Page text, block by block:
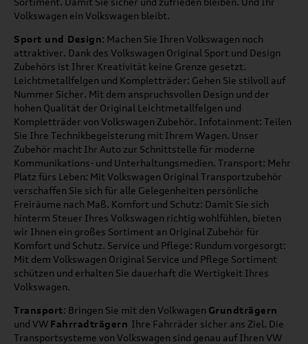
Volkswagen ein Volkswagen bleibt.
Sport und Design: Machen Sie Ihren Volkswagen noch
attraktiver. Dank des Volkswagen Original Sport und Design
Zubehörs ist Ihrer Kreativität keine Grenze gesetzt.
Leichtmetallfelgen und Kompletträder: Gehen Sie stilvoll auf
Nummer Sicher. Mit dem anspruchsvollen Design und der
hohen Qualität der Original Leichtmetallfelgen und
Kompletträder von Volkswagen Zubehör. Infotainment: Teilen
Sie Ihre Technikbegeisterung mit Ihrem Wagen. Unser
Zubehör macht Ihr Auto zur Schnittstelle für moderne
Kommunikations- und Unterhaltungsmedien. Transport: Mehr
Platz fürs Leben: Mit Volkswagen Original Transportzubehör
verschaffen Sie sich für alle Gelegenheiten persönliche
Freiräume nach Maß. Komfort und Schutz: Damit Sie sich
hinterm Steuer Ihres Volkswagen richtig wohlfühlen, bieten
wir Ihnen ein großes Sortiment an Original Zubehör für
Komfort und Schutz. Service und Pflege: Rundum vorgesorgt:
Mit dem Volkswagen Original Service und Pflege Sortiment
schützen und erhalten Sie dauerhaft die Wertigkeit Ihres
Volkswagen.
Transport: Bringen Sie mit den Volkwagen Grundträgern
und VW Fahrradträgern Ihre Fahrräder sicher ans Ziel. Die
Transportsysteme von Volkswagen sind genau auf Ihren VW